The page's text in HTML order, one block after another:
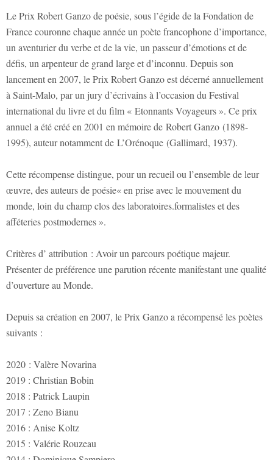
Le Prix Robert Ganzo de poésie, sous l’égide de la Fondation de
France couronne chaque année un poète francophone d’importance,
un aventurier du verbe et de la vie, un passeur d’émotions et de
défis, un arpenteur de grand large et d’inconnu. Depuis son
lancement en 2007, le Prix Robert Ganzo est décerné annuellement
à Saint-Malo, par un jury d’écrivains à l’occasion du Festival
international du livre et du film « Etonnants Voyageurs ». Ce prix
annuel a été créé en 2001 en mémoire de Robert Ganzo (1898-
1995), auteur notamment de L’Orénoque (Gallimard, 1937).
Cette récompense distingue, pour un recueil ou l’ensemble de leur
œuvre, des auteurs de poésie« en prise avec le mouvement du
monde, loin du champ clos des laboratoires.formalistes et des
afféteries postmodernes ».
Critères d’ attribution : Avoir un parcours poétique majeur.
Présenter de préférence une parution récente manifestant une qualité
d’ouverture au Monde.
Depuis sa création en 2007, le Prix Ganzo a récompensé les poètes
suivants :
2020 : Valère Novarina
2019 : Christian Bobin
2018 : Patrick Laupin
2017 : Zeno Bianu
2016 : Anise Koltz
2015 : Valérie Rouzeau